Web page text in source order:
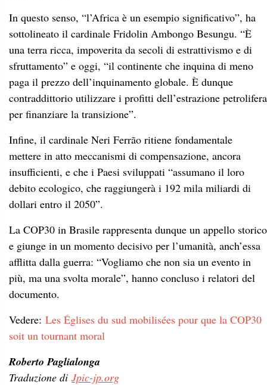
In questo senso, “l’Africa è un esempio significativo”, ha
sottolineato il cardinale Fridolin Ambongo Besungu. “È
una terra ricca, impoverita da secoli di estrattivismo e di
sfruttamento” e oggi, “il continente che inquina di meno
paga il prezzo dell’inquinamento globale. È dunque
contraddittorio utilizzare i profitti dell’estrazione petrolifera
per finanziare la transizione”.
Infine, il cardinale Neri Ferrão ritiene fondamentale
mettere in atto meccanismi di compensazione, ancora
insufficienti, e che i Paesi sviluppati “assumano il loro
debito ecologico, che raggiungerà i 192 mila miliardi di
dollari entro il 2050”.
La COP30 in Brasile rappresenta dunque un appello storico
e giunge in un momento decisivo per l’umanità, anch’essa
afflitta dalla guerra: “Vogliamo che non sia un evento in
più, ma una svolta morale”, hanno concluso i relatori del
documento.
Vedere: Les Églises du sud mobilisées pour que la COP30
soit un tournant moral
Roberto Paglialonga
Traduzione di Jpic-jp.org